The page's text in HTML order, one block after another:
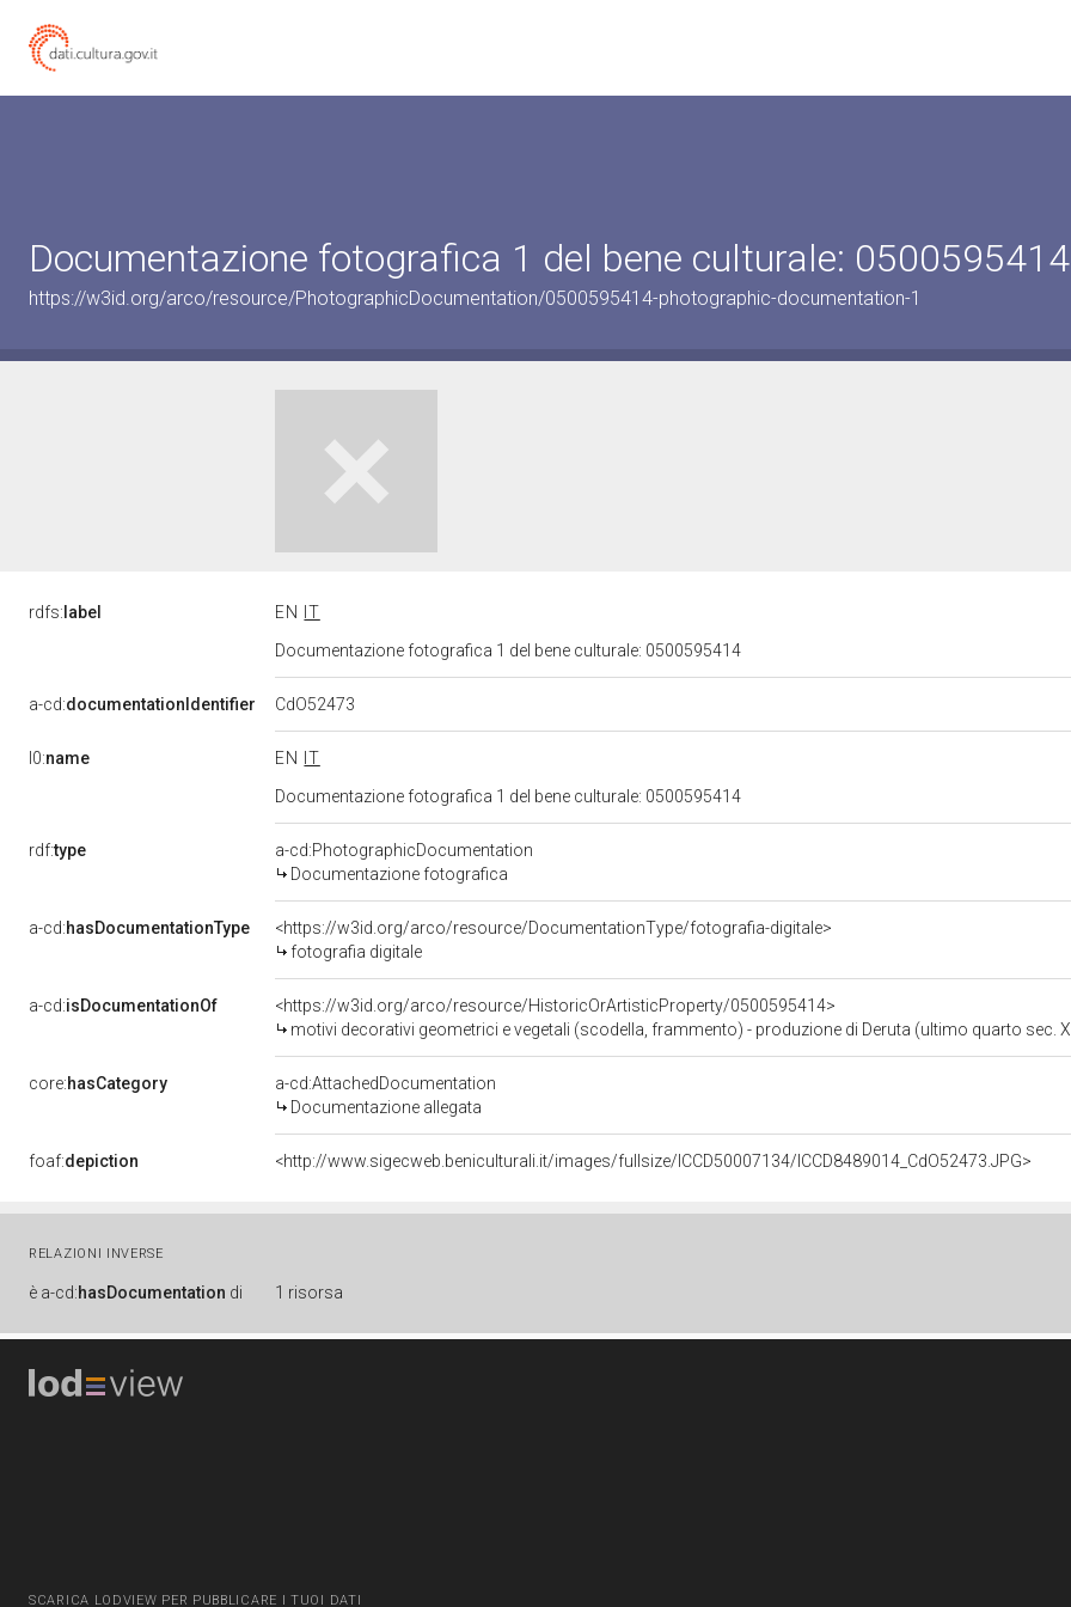
Documentazione fotografica 1 del bene culturale: 0500595414
https://w3id.org/arco/resource/PhotographicDocumentation/0500595414-photographic-documentation-1
rdfs: label EN
IT
Documentazione fotografica 1 del bene culturale: 0500595414
a-cd:documentationIdentifier CdO52473
l0:name EN
IT
Documentazione fotografica 1 del bene culturale: 0500595414
rdf:type
a-cd:PhotographicDocumentation
Documentazione fotografica
a-cd:hasDocumentationType
<https://w3id.org/arco/resource/DocumentationType/fotografia-digitale>
fotografia digitale
a-cd:isDocumentationOf
<https://w3id.org/arco/resource/HistoricOrArtisticProperty/0500595414>
motivi decorativi geometrici e vegetali (scodella, frammento) - produzione di Deruta (ultimo quarto sec.
core:hasCategory
a-cd:AttachedDocumentation
Documentazione allegata
foaf:depiction <http://www.sigecweb.beniculturali.it/images/fullsize/ICCD50007134/ICCD8489014_CdO52473.JPG>
RELAZIONI INVERSE
è a-cd:hasDocumentation di 1 risorsa
SCARICA LODVIEW PER PUBBLICARE I TUOI DATI